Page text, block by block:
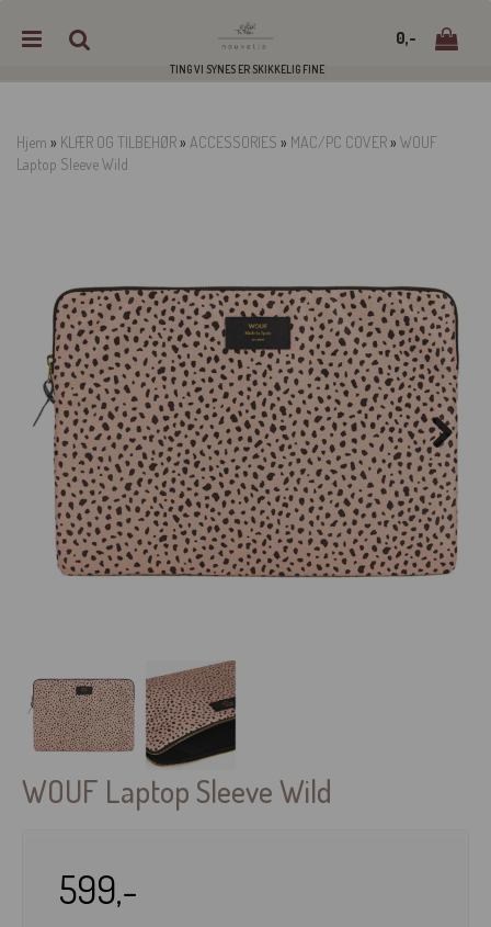
0,-
TING VI SYNES ER SKIKKELIG FINE
Hjem » KLÆR OG TILBEHØR» ACCESSORIES » MAC/PC COVER» WOUF
Laptop Sleeve Wild
Next
WOUF Laptop Sleeve Wild
599,-